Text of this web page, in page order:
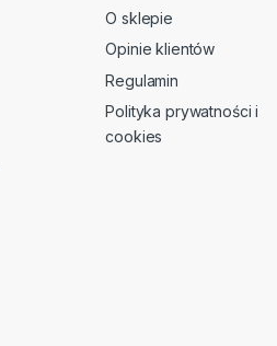
O sklepie
Opinie klientów
Regulamin
Polityka prywatności i
cookies